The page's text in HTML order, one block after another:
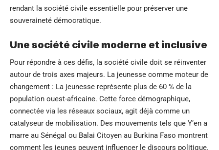
rendant la société civile essentielle pour préserver une
souveraineté démocratique.
Une société civile moderne et inclusive
Pour répondre à ces défis, la société civile doit se réinventer
autour de trois axes majeurs. La jeunesse comme moteur de
changement : La jeunesse représente plus de 60 % de la
population ouest-africaine. Cette force démographique,
connectée via les réseaux sociaux, agit déjà comme un
catalyseur de mobilisation. Des mouvements tels que Y’en a
marre au Sénégal ou Balai Citoyen au Burkina Faso montrent
comment les jeunes peuvent influencer le discours politique.